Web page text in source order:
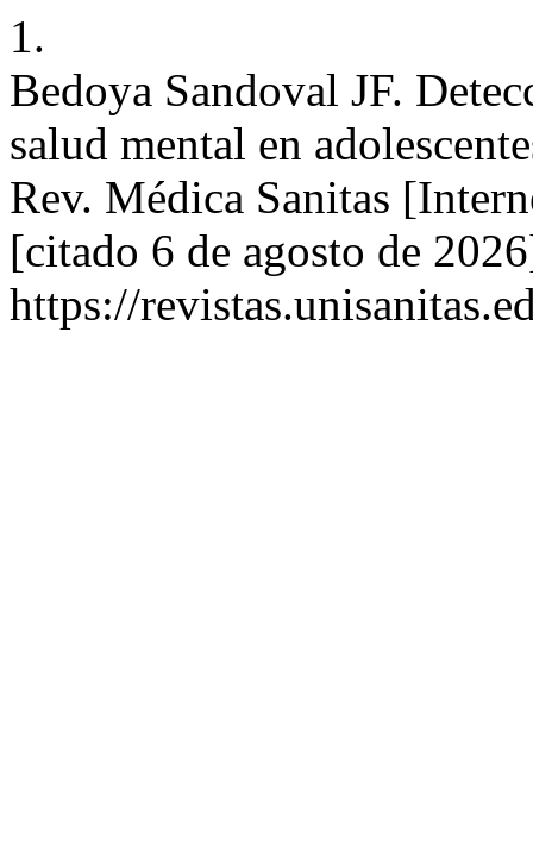
1.
Bedoya Sandoval JF.
salud mental en
Rev. Médica Sanitas
[citado 6 de agosto de
https://